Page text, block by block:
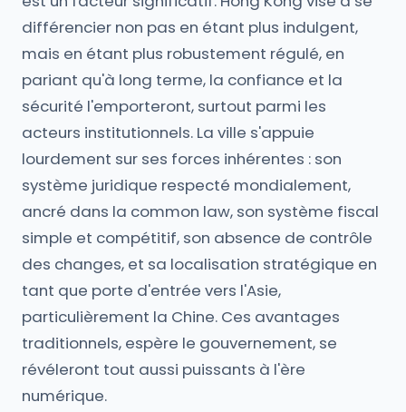
différencier non pas en étant plus indulgent,
mais en étant plus robustement régulé, en
pariant qu'à long terme, la confiance et la
sécurité l'emporteront, surtout parmi les
acteurs institutionnels. La ville s'appuie
lourdement sur ses forces inhérentes : son
système juridique respecté mondialement,
ancré dans la common law, son système fiscal
simple et compétitif, son absence de contrôle
des changes, et sa localisation stratégique en
tant que porte d'entrée vers l'Asie,
particulièrement la Chine. Ces avantages
traditionnels, espère le gouvernement, se
révéleront tout aussi puissants à l'ère
numérique.